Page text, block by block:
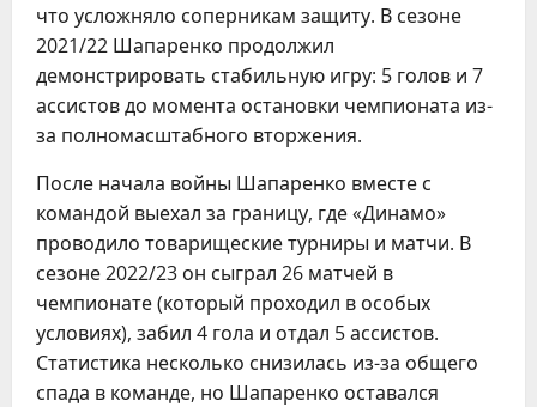
что усложняло соперникам защиту. В сезоне
2021/22 Шапаренко продолжил
демонстрировать стабильную игру: 5 голов и 7
ассистов до момента остановки чемпионата из-
за полномасштабного вторжения.
После начала войны Шапаренко вместе с
командой выехал за границу, где «Динамо»
проводило товарищеские турниры и матчи. В
сезоне 2022/23 он сыграл 26 матчей в
чемпионате (который проходил в особых
условиях), забил 4 гола и отдал 5 ассистов.
Статистика несколько снизилась из-за общего
спада в команде, но Шапаренко оставался